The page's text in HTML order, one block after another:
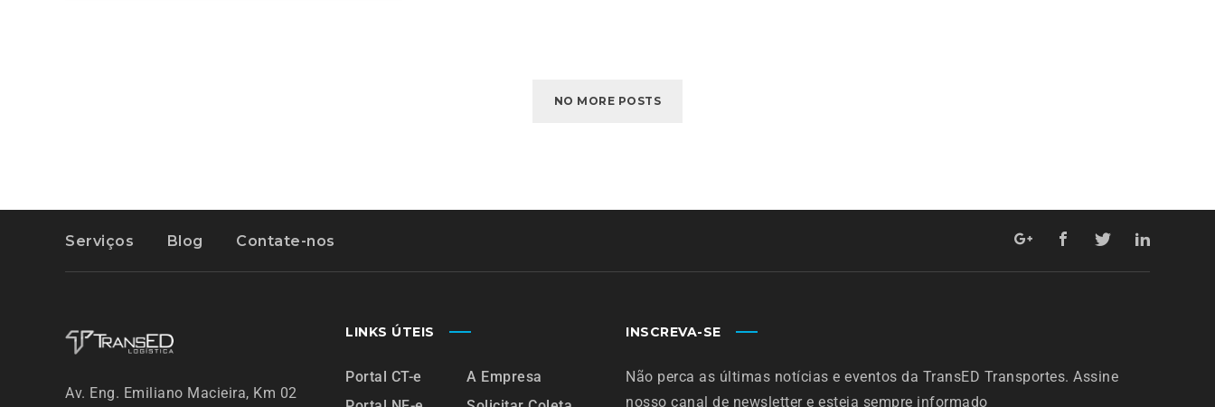
NO MORE POSTS
Serviços Blog Contate-nos
Av. Eng. Emiliano Macieira, Km 02
LINKS ÚTEIS
Portal CT-e
A Empresa
INSCREVA-SE
Não perca as últimas notícias e eventos da TransED Transportes. Assine
nosso canal de newsletter e esteja sempre informado